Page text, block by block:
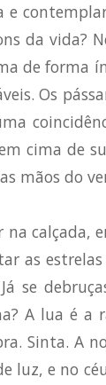
e
da vida?
de forma
Os
cima de
mãos do
calçada,
as
se
A lua é a
Sinta. A
luz, e no